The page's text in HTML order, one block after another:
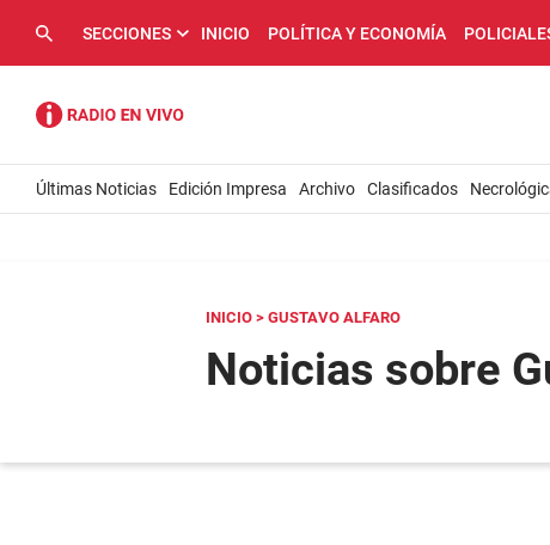
SECCIONES INICIO POLÍTICA Y ECONOMÍA
Últimas Noticias Edición Impresa Archivo Clasificados
INICIO > GUSTAVO ALFARO
Noticias sobre